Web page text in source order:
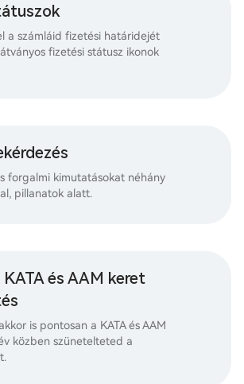
a számláid fizetési határidejét
fizetési státusz ikonok
forgalmi kimutatásokat néhány
pillanatok alatt.
és AAM keret
is pontosan a KATA és AAM
közben szünetelteted a